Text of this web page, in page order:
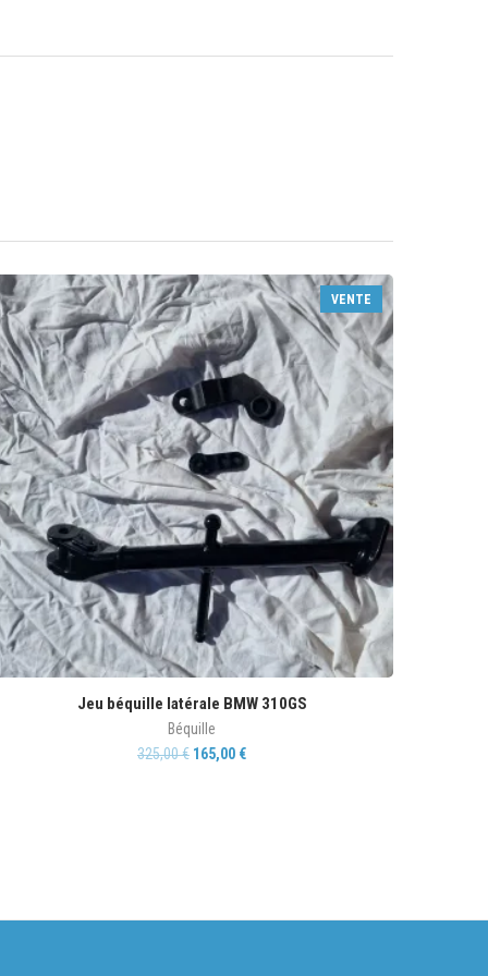
VENTE
Jeu béquille latérale BMW 310GS
Béquille
325,00€ 165,00 €